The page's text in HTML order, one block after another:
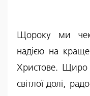
Щороку ми
надією на
Христове. Щиро
світлої долі,